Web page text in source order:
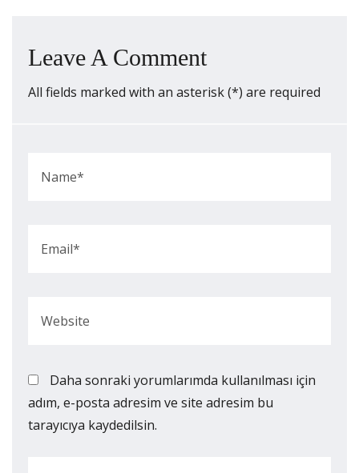
Leave A Comment
All fields marked with an asterisk (*) are required
Daha sonraki yorumlarımda kullanılması için
adım, e-posta adresim ve site adresim bu
tarayıcıya kaydedilsin.